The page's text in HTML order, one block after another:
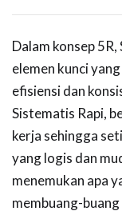
Dalam konsep
elemen kunci
efisiensi dan
Sistematis Rapi,
kerja sehingga
yang logis dan
menemukan apa
membuang-